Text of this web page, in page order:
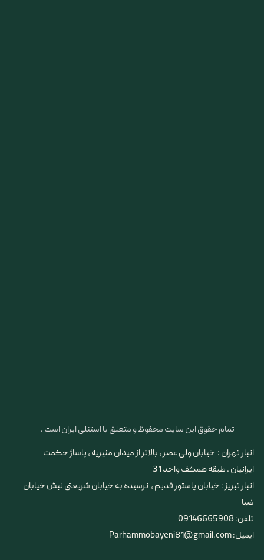
تمام حقوق این سایت محفوظ و متعلق با استنلی ایران است .
انبار تهران : خیابان ولی عصر ، بالاتر از میدان منیریه ، پاساژ حکمت
ایرانیان ، طبقه همکف واحد 31
​​​​​​​انبار تبریز : خیابان پاستور قدیم ، نرسیده به خیابان شریعتی نبش خیابان
ضیا
تلفن: 09146665908
ایمیل: Parhammobayeni81@gmail.com